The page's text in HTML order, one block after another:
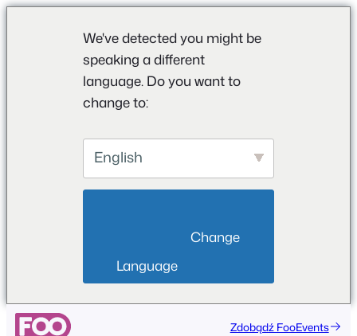
We've detected you might be
speaking a different
language. Do you want to
change to:
English
Language
Zdobądź FooEvents